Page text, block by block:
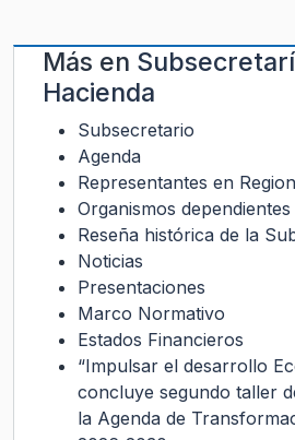
Más en
Hacienda
Subsecretario
Agenda
Representantes en
Organismos
Reseña histórica de la
Noticias
Presentaciones
Marco Normativo
Estados Financieros
“Impulsar el desarrollo
concluye segundo taller
la Agenda de